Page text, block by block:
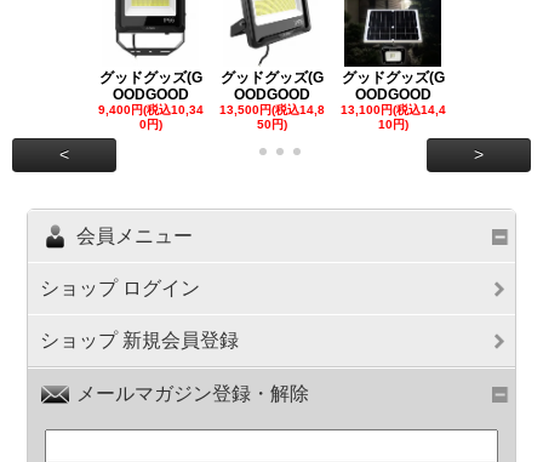
グッドグッズ(G
OODGOOD
9,400円(税込10,34
0円)
グッドグッズ(G
OODGOOD
13,500円(税込14,8
50円)
グッドグッズ(G
OODGOOD
13,100円(税込14,4
10円)
< >
会員メニュー
ショップ ログイン
ショップ 新規会員登録
メールマガジン登録・解除